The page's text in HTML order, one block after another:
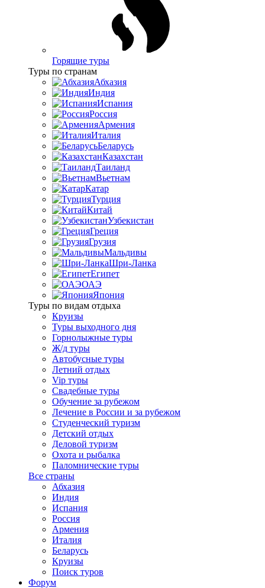
Горящие туры
Туры по странам
Абхазия
Индия
Испания
Россия
Армения
Италия
Беларусь
Казахстан
Таиланд
Вьетнам
Катар
Турция
Китай
Узбекистан
Греция
Грузия
Мальдивы
Шри-Ланка
Египет
ОАЭ
Япония
Туры по видам отдыха
Круизы
Туры выходного дня
Горнолыжные туры
Ж/д туры
Автобусные туры
Летний отдых
Vip туры
Свадебные туры
Обучение за рубежом
Лечение в России и за рубежом
Студенческий туризм
Детский отдых
Деловой туризм
Охота и рыбалка
Паломнические туры
Все страны
Абхазия
Индия
Испания
Россия
Армения
Италия
Беларусь
Круизы
Поиск туров
Форум